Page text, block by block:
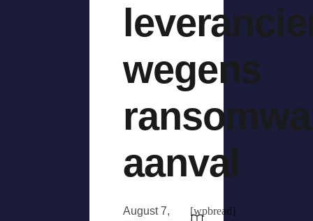
wegens
aanval
August 7,
[wpbread]